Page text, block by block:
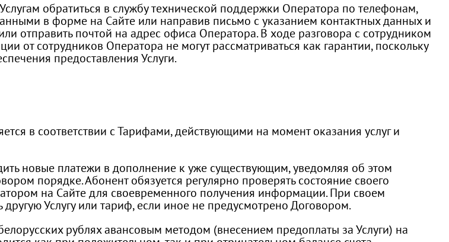
обратиться в службу технической поддержки Оператора по телефонам,
в форме на Сайте или направив письмо с указанием контактных данных и
отправить почтой на адрес офиса Оператора. В ходе разговора с сотрудником
от сотрудников Оператора не могут рассматриваться как гарантии, поскольку
предоставления Услуги.
в соответствии с Тарифами, действующими на момент оказания услуг и
новые платежи в дополнение к уже существующим, уведомляя об этом
порядке. Абонент обязуется регулярно проверять состояние своего
на Сайте для своевременного получения информации. При своем
Услугу или тариф, если иное не предусмотрено Договором.
рублях авансовым методом (внесением предоплаты за Услуги) на